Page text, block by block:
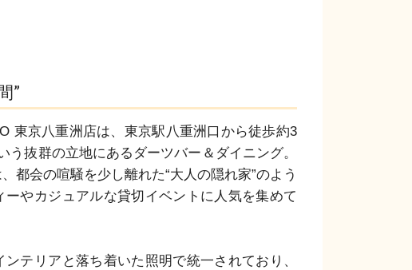
”
東京八重洲店は、東京駅八重洲口から徒歩約3
う抜群の立地にあるダーツバー＆ダイニング。
都会の喧騒を少し離れた“大人の隠れ家”のよう
やカジュアルな貸切イベントに人気を集めて
テリアと落ち着いた照明で統一されており、